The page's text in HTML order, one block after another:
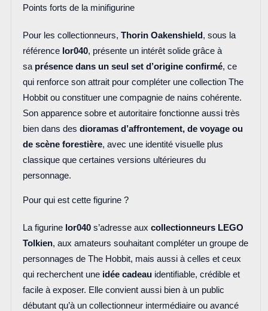
Points forts de la minifigurine
Pour les collectionneurs, Thorin Oakenshield, sous la
référence lor040, présente un intérêt solide grâce à
sa présence dans un seul set d’origine confirmé, ce
qui renforce son attrait pour compléter une collection The
Hobbit ou constituer une compagnie de nains cohérente.
Son apparence sobre et autoritaire fonctionne aussi très
bien dans des dioramas d’affrontement, de voyage ou
de scène forestière, avec une identité visuelle plus
classique que certaines versions ultérieures du
personnage.
Pour qui est cette figurine ?
La figurine lor040s’adresse aux collectionneurs LEGO
Tolkien, aux amateurs souhaitant compléter un groupe de
personnages de The Hobbit, mais aussi à celles et ceux
qui recherchent une idée cadeauidentifiable, crédible et
facile à exposer. Elle convient aussi bien à un public
débutant qu’à un collectionneur intermédiaire ou avancé